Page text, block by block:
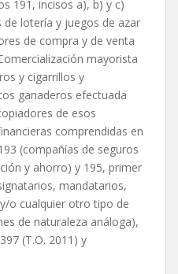
191, incisos a), b) y c)
de lotería y juegos de azar
de compra y de venta
mayorista
y cigarrillos y
ganaderos efectuada
de esos
comprendidas en
(compañías de seguros
y ahorro) y 195, primer
mandatarios,
o cualquier otro tipo de
de naturaleza análoga),
(T.O. 2011) y